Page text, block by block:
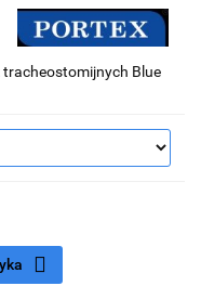
Blue